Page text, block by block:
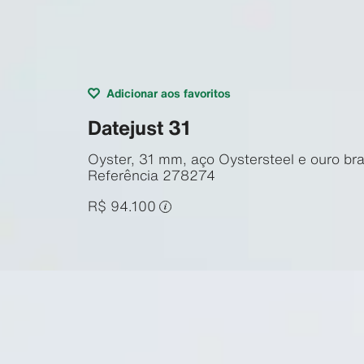
Adicionar aos favoritos
Datejust 31
Oyster, 31 mm, aço Oystersteel e ouro
Referência 278274
R$ 94.100